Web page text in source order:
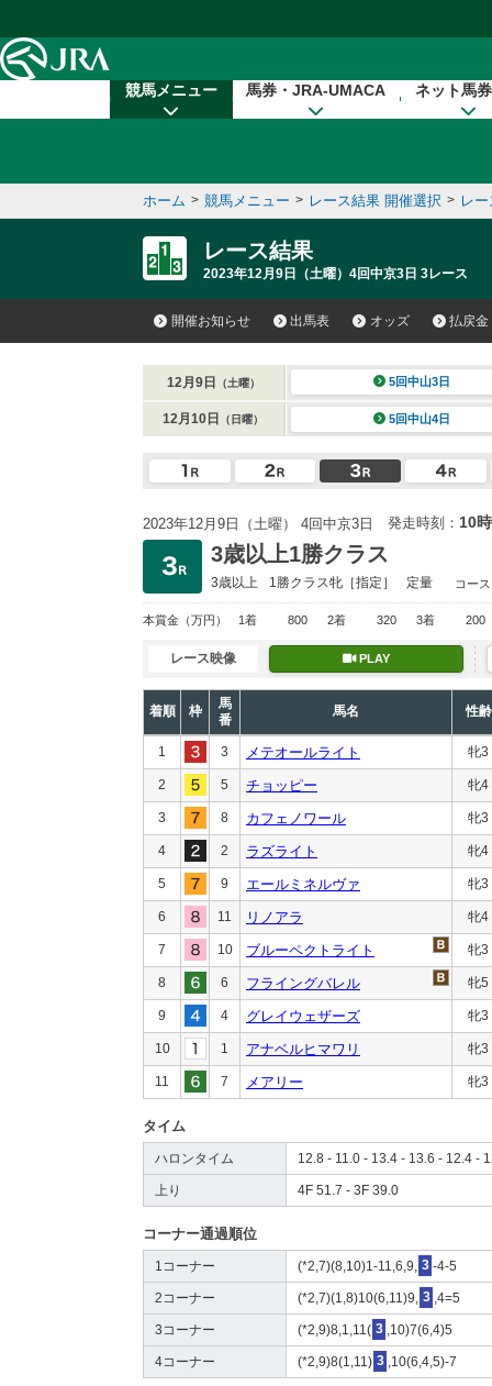
競馬メニュー 馬券・JRA-UMACA ネット馬
ホーム > 競馬メニュー > レース結果 開催選択 > レ
レース結果
2023年12月9日（土曜）4回中京3日 3レース
開催お知らせ 出馬表 オッズ 払戻金
12月9日 （土曜） 5回中山3日
12月10日 （日曜） 5回中山4日
2023年12月9日（土曜） 4回中京3日 発走時刻： 10
3歳以上1勝クラス
3歳以上 1勝クラス牝［指定］ 定量 コー
本賞金 （万円） 1着 800 2着 320 3着 200
レース映像 PLAY
着順 枠
馬
番
馬名 性齢
1 3 メテオールライト 牝3
2 5 チョッピー 牝4
3 8 カフェノワール 牝3
4 2 ラズライト 牝4
5 9 エールミネルヴァ 牝3
6 11 リノアラ 牝4
7 10 ブルーペクトライト 牝3
8 6 フライングバレル 牝5
9 4 グレイウェザーズ 牝3
10 1 アナベルヒマワリ 牝3
11 7 メアリー 牝3
タイム
ハロンタイム 12.8 - 11.0 - 13.4 - 13.6 - 12.4 -
上り 4F 51.7 - 3F 39.0
コーナー通過順位
1コーナー (*2,7)(8,10)1-11,6,9, 3 -4-5
2コーナー (*2,7)(1,8)10(6,11)9, 3 ,4=5
3コーナー (*2,9)8,1,11( 3 ,10)7(6,4)5
4コーナー (*2,9)8(1,11) 3 ,10(6,4,5)-7